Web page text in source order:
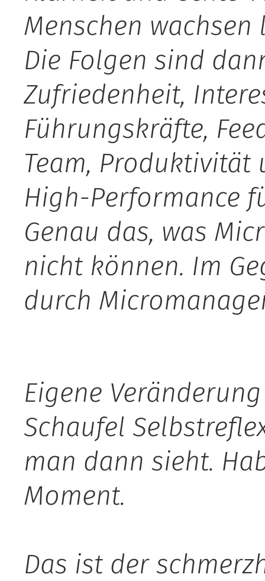
Menschen
Die Folgen sind
Zufriedenheit,
Führungskräfte,
Team,
High-Performance
Genau das, was
nicht können. Im
durch
Eigene
Schaufel
man dann sieht.
Moment.
Das ist der